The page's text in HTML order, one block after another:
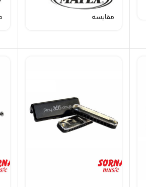
مقایسه